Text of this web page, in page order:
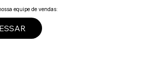
equipe de vendas: